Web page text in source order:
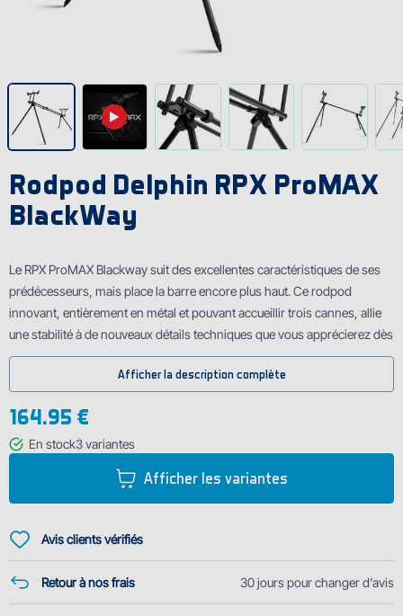
Rodpod Delphin RPX ProMAX
BlackWay
Le RPX ProMAX Blackway suit des excellentes caractéristiques de ses
prédécesseurs, mais place la barre encore plus haut. Ce rodpod
innovant, entièrement en métal et pouvant accueillir trois cannes, allie
une stabilité à de nouveaux détails techniques que vous apprécierez dès
sa première installation au bord de l'eau.
Dès le premier coup d'œil, ce modèle séduit par ses éléments fraisés et
n'est pas seulement une question d'esthétique, mais surtout une preuve
des détails parfaitement travaillés. Le traitement de surface du corps
Afficher la description complète
164.95 €
En stock3variantes
Afficher les variantes
Avis clients vérifiés
Retour à nos frais 30 jours pour changer d'avis